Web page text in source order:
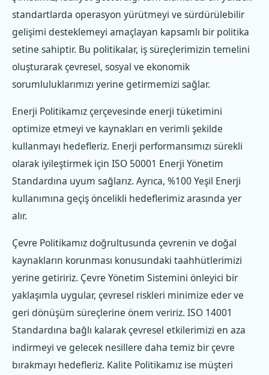
standartlarda operasyon yürütmeyi ve sürdürülebilir
gelişimi desteklemeyi amaçlayan kapsamlı bir politika
setine sahiptir. Bu politikalar, iş süreçlerimizin temelini
oluşturarak çevresel, sosyal ve ekonomik
sorumluluklarımızı yerine getirmemizi sağlar.
Enerji Politikamız çerçevesinde enerji tüketimini
optimize etmeyi ve kaynakları en verimli şekilde
kullanmayı hedefleriz. Enerji performansımızı sürekli
olarak iyileştirmek için ISO 50001 Enerji Yönetim
Standardına uyum sağlarız. Ayrıca, %100 Yeşil Enerji
kullanımına geçiş öncelikli hedeflerimiz arasında yer
alır.
Çevre Politikamız doğrultusunda çevrenin ve doğal
kaynakların korunması konusundaki taahhütlerimizi
yerine getiririz. Çevre Yönetim Sistemini önleyici bir
yaklaşımla uygular, çevresel riskleri minimize eder ve
geri dönüşüm süreçlerine önem veririz. ISO 14001
Standardına bağlı kalarak çevresel etkilerimizi en aza
indirmeyi ve gelecek nesillere daha temiz bir çevre
bırakmayı hedefleriz. Kalite Politikamız ise müşteri